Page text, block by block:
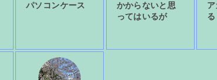
パソコンケース
かからないと思
ってはいるが
る